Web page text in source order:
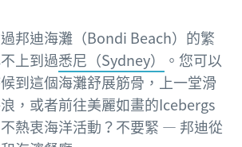
邦迪海灘（Bondi Beach）的繁
上到過悉尼（Sydney）
。您可以
到這個海灘舒展筋骨，上一堂滑
，或者前往美麗如畫的Icebergs
熱衷海洋活動？不要緊 — 邦迪從